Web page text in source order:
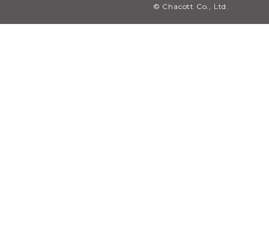
© Chacott Co., Ltd.